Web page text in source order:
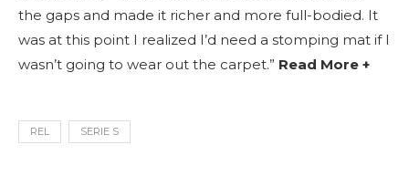
the gaps and made it richer and more full-bodied. It
was at this point I realized I’d need a stomping mat if I
wasn’t going to wear out the carpet.” Read More +
REL SERIE S